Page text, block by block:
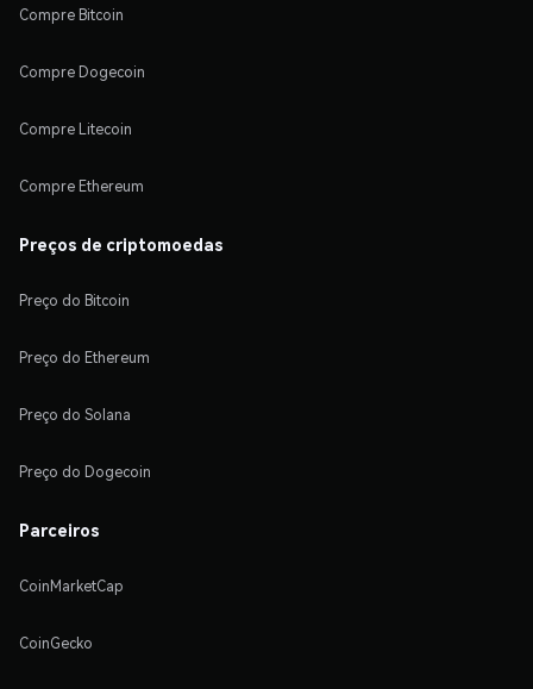
Compre Bitcoin
Compre Dogecoin
Compre Litecoin
Compre Ethereum
Preços de criptomoedas
Preço do Bitcoin
Preço do Ethereum
Preço do Solana
Preço do Dogecoin
Parceiros
CoinMarketCap
CoinGecko